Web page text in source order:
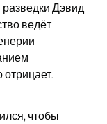
Дэвид
ведёт
отрицает.
чтобы